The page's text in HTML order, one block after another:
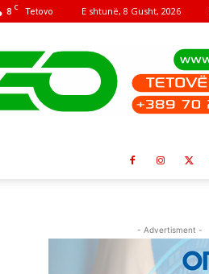
8 C Tetovo E shtunë, 8 Gusht, 2026
- Advertisment -